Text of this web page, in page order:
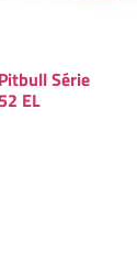
Série
EL